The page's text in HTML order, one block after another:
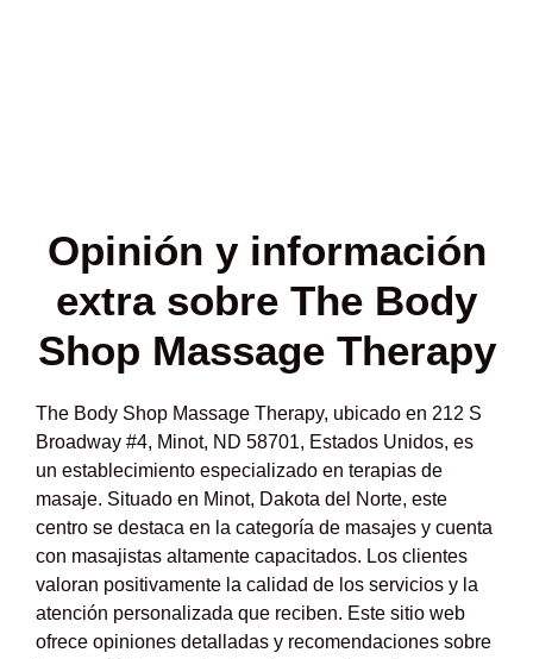
Opinión y información
extra sobre The Body
Shop Massage Therapy
The Body Shop Massage Therapy, ubicado en 212 S
Broadway #4, Minot, ND 58701, Estados Unidos, es
un establecimiento especializado en terapias de
masaje. Situado en Minot, Dakota del Norte, este
centro se destaca en la categoría de masajes y cuenta
con masajistas altamente capacitados. Los clientes
valoran positivamente la calidad de los servicios y la
atención personalizada que reciben. Este sitio web
ofrece opiniones detalladas y recomendaciones sobre